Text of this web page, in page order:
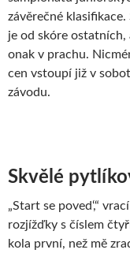
závěrečné
je od skóre ostatních,
onak v prachu.
cen vstoupí již v
závodu.
Skvělé
„Start se poved‘,“
rozjížďky s číslem
kola první, než mě